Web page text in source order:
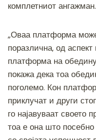
комплетниот ангажман.
„Оваа платформа
поразлична, од
платформа на
покажа дека тоа
поголемо. Кон
приклучат и други
го најавуваат своето
тоа е она што